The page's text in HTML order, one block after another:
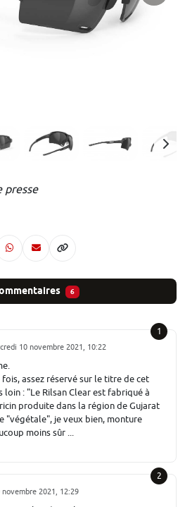
presse
6
1
10 novembre 2021, 10:22
fois, assez réservé sur le titre de cet
loin : "Le Rilsan Clear est fabriqué à
produite dans la région de Gujarat
"végétale", je veux bien, monture
moins sûr ...
2
novembre 2021, 12:29